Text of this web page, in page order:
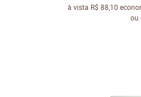
à vista R$ 88,10
ou